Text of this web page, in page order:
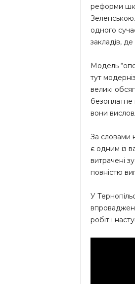
реформи
одного
закладів,
Модель
тут
великі
безоплатне
вони
За словами
є одним із
витрачені
повністю
У
робіт і